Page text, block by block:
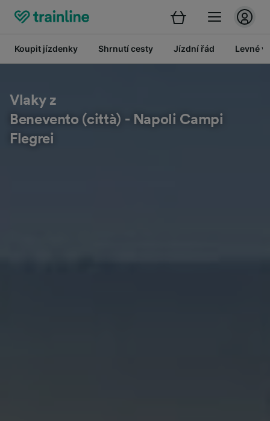
Koupit jízdenky Shrnutí cesty Jízdní řád Levné
Vlaky z
Benevento (città) - Napoli Campi
Flegrei